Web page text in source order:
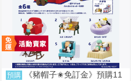
預購
《豬帽子✬免訂金》預購11